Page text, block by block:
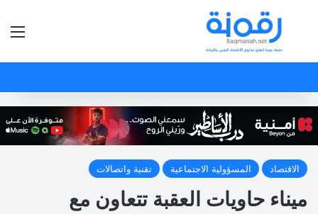
بحث عن
الاقتصاد المسؤولية الاجتماعية تقنية واتصالات
ميناء حاويات العقبة تتعاون مع